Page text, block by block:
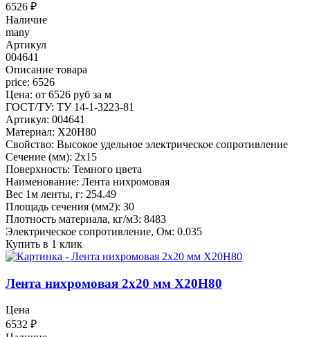
6526 ₽
Наличие
many
Артикул
004641
Описание товара
price: 6526
Цена: от 6526 руб за м
ГОСТ/ТУ: ТУ 14-1-3223-81
Артикул: 004641
Материал: Х20Н80
Свойство: Высокое удельное электрическое сопротивление
Сечение (мм): 2x15
Поверхность: Темного цвета
Наименование: Лента нихромовая
Вес 1м ленты, г: 254.49
Площадь сечения (мм2): 30
Плотность материала, кг/м3: 8483
Электрическое сопротивление, Ом: 0.035
Купить в 1 клик
Лента нихромовая 2x20 мм Х20Н80
Цена
6532 ₽